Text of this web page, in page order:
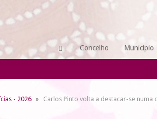
Concelho Município
- 2026 Carlos Pinto volta a destacar-se numa